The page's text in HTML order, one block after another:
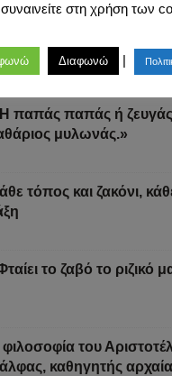
αρχόντων
παπάς παπάς ή ζευγάς
μυλωνάς.»
τόπος και ζακόνι,
το ζαβό το ριζικό
φιλοσοφία του
καθηγητής
στη χρήση των
Διαφωνώ |